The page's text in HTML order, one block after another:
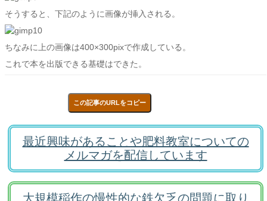
そうすると、下記のように画像が挿入される。
ちなみに上の画像は400×300pixで作成している。
これで本を出版できる基礎はできた。
この記事のURLをコピー
最近興味があることや肥料教室についての
メルマガを配信しています
大規模稲作の慢性的な鉄欠乏の問題に取り